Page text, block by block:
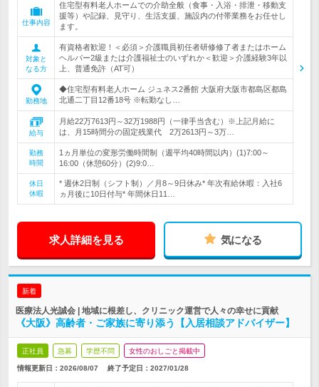
仕事内容
住宅型有料老人ホームでの介助全般（食事・入浴・排泄・移動支
援等）や記録、見守り、生活支援、施設内の付帯業務をお任せし
ます。
対象と
なる方
有資格者歓迎！＜必須＞介護職員初任者研修修了者またはホーム
ヘルパー2級または介護福祉士のいずれか＜歓迎＞介護経験3年以
上、普通免許（AT可）
勤務地
◆住宅型有料老人ホーム ジュネス2番館 大阪府大阪市都島区都島
北通二丁目12番18号 ※転勤なし…
給与
月給22万7613円～32万1988円（一律手当含む）※上記月給に
は、月15時間分の固定残業代 2万2613円～3万…
勤務
時間
1ヵ月単位の変形労働時間制（週平均40時間以内）(1)7:00～
16:00（休憩60分）(2)9:0…
休日
休暇
* 週休2日制（シフト制）／月8～9日休み* 年次有給休暇：入社6
ヵ月後に10日付与* 年間休日11…
求人詳細を見る 気になる
新着
医療法人光誠会 | 地域に根差し、クリニック運営で人々の幸せに貢献
《大阪》高齢者・ご家族に寄り添う【入居相談アドバイザー】
正社員 急募 学歴不問 女性のおしごと掲載中
情報更新日：2026/08/07 終了予定日： 2027/01/28